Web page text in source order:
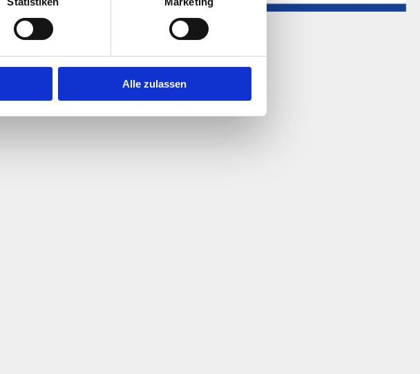
Alle zulassen
|Datenschutz | copyright 2019